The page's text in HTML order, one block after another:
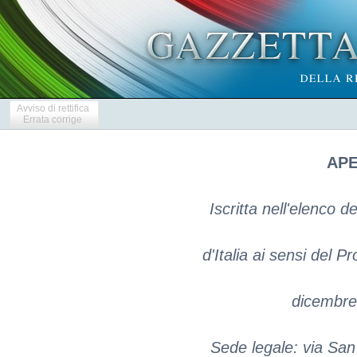
Avviso di rettifica
Errata corrige
Iscritta nell'elenco
d'Italia ai sensi del
Sede legale: via